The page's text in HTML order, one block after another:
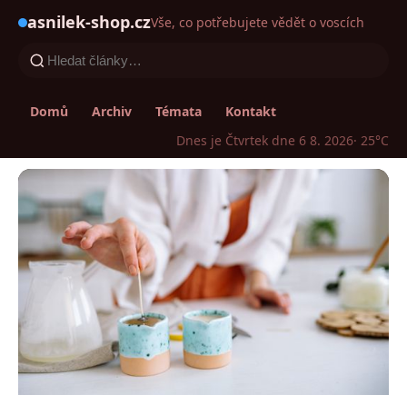
asnilek-shop.czVše, co potřebujete vědět o voscích
Domů Archiv Témata
Kontakt
Dnes je Čtvrtek dne 6 8. 2026· 25°C